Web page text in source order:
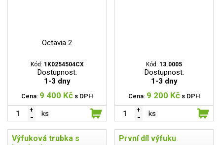
Octavia 2
Kód: 1K0254504CX
Dostupnost:
1-3 dny
Cena: 9 400 Kč s DPH
ks
Kód: 13.0005
Dostupnost:
1-3 dny
Cena: 9 200 Kč s DPH
ks
Výfuková trubka s
První díl výfuku